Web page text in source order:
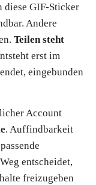
diese GIF-Sticker
Andere
Teilen steht
erst im
eingebunden
Account
. Auffindbarkeit
entscheidet,
freizugeben